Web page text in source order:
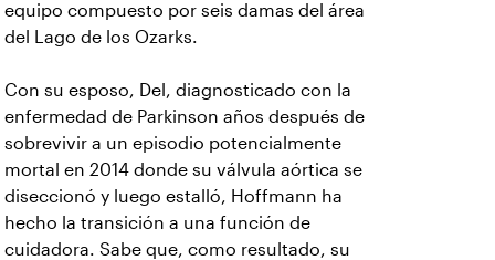
equipo compuesto por seis damas del área
del Lago de los Ozarks.
Con su esposo, Del, diagnosticado con la
enfermedad de Parkinson años después de
sobrevivir a un episodio potencialmente
mortal en 2014 donde su válvula aórtica se
diseccionó y luego estalló, Hoffmann ha
hecho la transición a una función de
cuidadora. Sabe que, como resultado, su